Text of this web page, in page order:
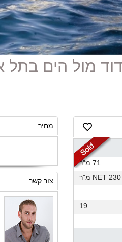
71 מ"ר
230 NET מ"ר
19
מחיר
צור קשר